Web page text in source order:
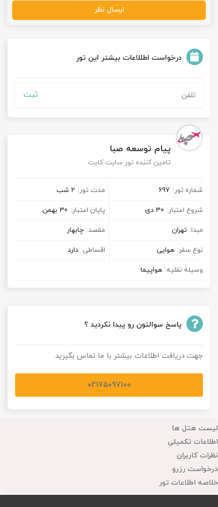
لیست هتل ها
اطلاعات تکمیلی
نظرات کاربران
درخواست رزرو
خلاصه اطلاعات تور
درخواست اطللاعات بیشتر این تور
ثبت
پیام توسعه صبا
تامین کننده تور سایت کایت
شماره تور: 697 مدت تور: 2 شب
شروع اعتبار: 30 دی پایان اعتبار: 30 بهمن
مبدا: تهران مقصد: چابهار
نوع سفر: هوایی اقساطی: دارد
وسیله نقلیه: هواپیما
پاسخ سوالتون رو پیدا نکردید ؟
جهت دریافت اطلاعات بیشتر با ما تماس بگیرید
02175097100
ارسال نظر